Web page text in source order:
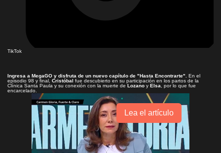
TikTok
Ingresa a MegaGO y disfruta de un nuevo capítulo de "Hasta Encontrarte"
En el
episodio 98 y final, Cristóbal fue descubierto en su participación en los partos de la
Clínica Santa Paula y su conexión con la muerte de Lozano y Elsa , por lo que fue
encarcelado.
Lea el artículo